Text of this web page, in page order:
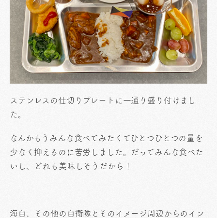
ステンレスの仕切りプレートに一通り盛り付けまし
た。
なんかもうみんな食べてみたくてひとつひとつの量を
少なく抑えるのに苦労しました。だってみんな食べた
いし、どれも美味しそうだから！
海自、その他の自衛隊とそのイメージ周辺からのイン